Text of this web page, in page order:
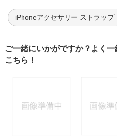
iPhoneアクセサリー ストラップ
ご一緒にいかがですか？よく
こちら！